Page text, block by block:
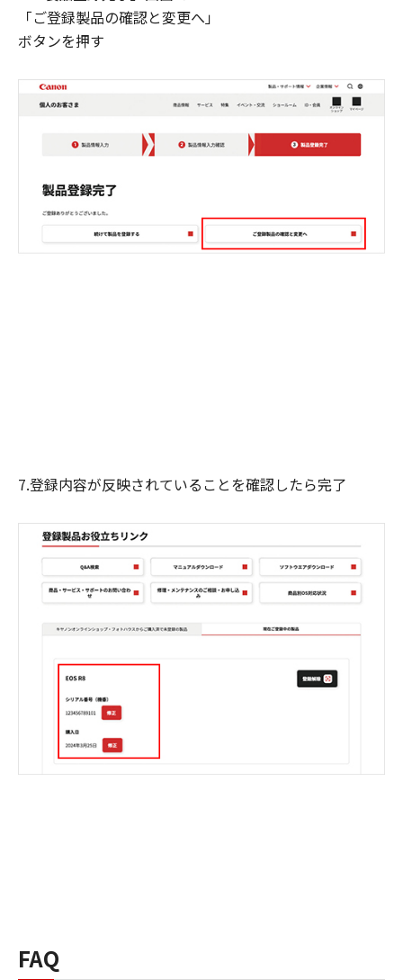
「ご登録製品の確認と変更へ」
ボタンを押す
7.登録内容が反映されていることを確認したら完了
FAQ